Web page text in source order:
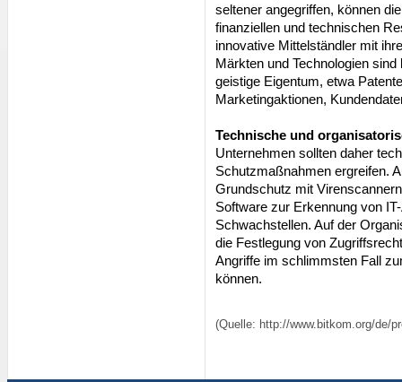
seltener angegriffen, können
finanziellen und technischen
innovative Mittelständler mit
Märkten und Technologien sind
geistige Eigentum, etwa
Marketingaktionen,
Technische und
Unternehmen sollten daher
Schutzmaßnahmen ergreifen.
Grundschutz mit
Software zur Erkennung von
Schwachstellen. Auf der
die Festlegung von
Angriffe im schlimmsten Fall
können.
(Quelle: http://www.bitkom.org/de/